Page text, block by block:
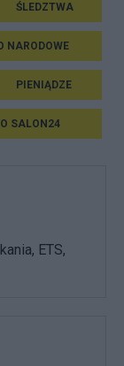
ŚLEDZTWA
NARODOWE
PIENIĄDZE
SALON24
ETS,